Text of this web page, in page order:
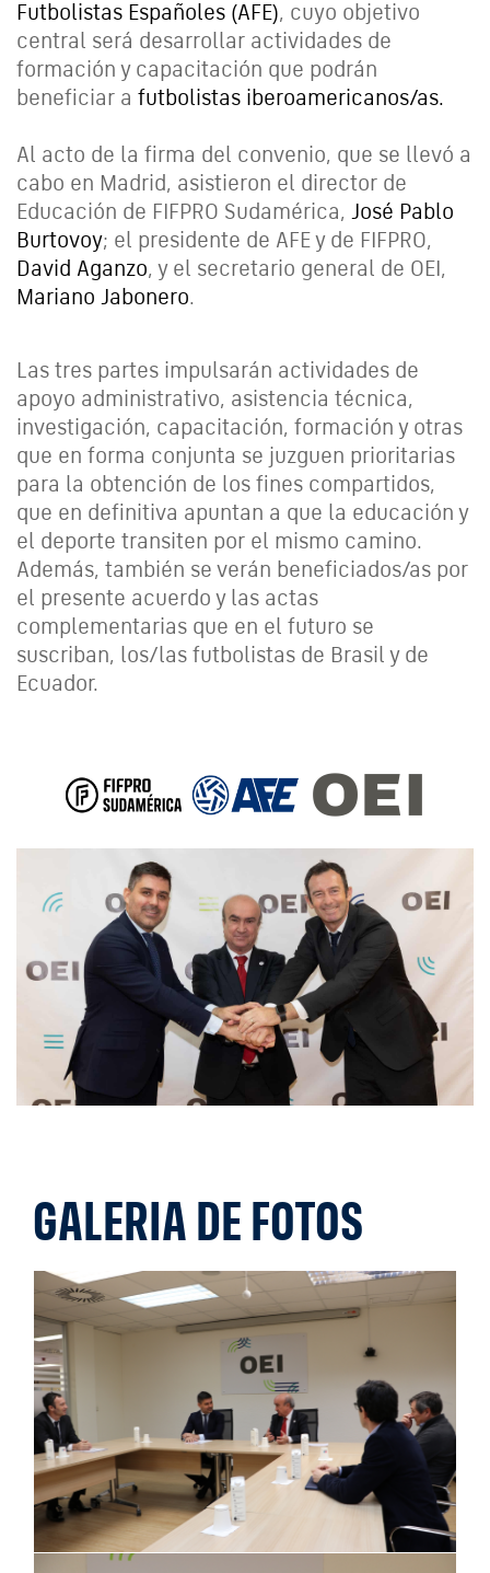
Futbolistas Españoles (AFE), cuyo objetivo
central será desarrollar actividades de
formación y capacitación que podrán
beneficiar a futbolistas iberoamericanos/as.
Al acto de la firma del convenio, que se llevó a
cabo en Madrid, asistieron el director de
Educación de FIFPRO Sudamérica, José Pablo
Burtovoy; el presidente de AFE y de FIFPRO,
David Aganzo, y el secretario general de OEI,
Mariano Jabonero.
Las tres partes impulsarán actividades de
apoyo administrativo, asistencia técnica,
investigación, capacitación, formación y otras
que en forma conjunta se juzguen prioritarias
para la obtención de los fines compartidos,
que en definitiva apuntan a que la educación y
el deporte transiten por el mismo camino.
Además, también se verán beneficiados/as por
el presente acuerdo y las actas
complementarias que en el futuro se
suscriban, los/las futbolistas de Brasil y de
Ecuador.
GALERIA DE FOTOS